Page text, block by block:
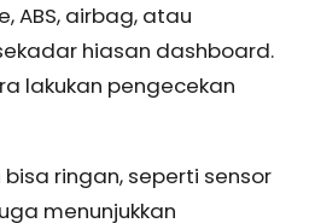
ABS, airbag, atau
hiasan dashboard.
lakukan pengecekan
ringan, seperti sensor
menunjukkan